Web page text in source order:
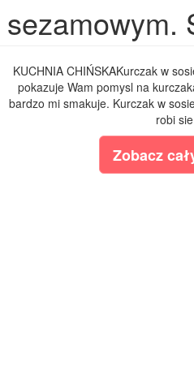
KUCHNIA CHIŃSKAKurczak w
pokazuje Wam pomysl na
bardzo mi smakuje. Kurczak w
robi
Zobacz